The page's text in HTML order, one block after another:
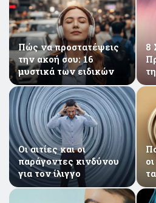
Πώς να προστατέψεις
την ακοή σου: 16
μυστικά των ειδικών
8
Oι αιτίες και οι
παράγοντες κινδύνου
για τον ίλιγγο